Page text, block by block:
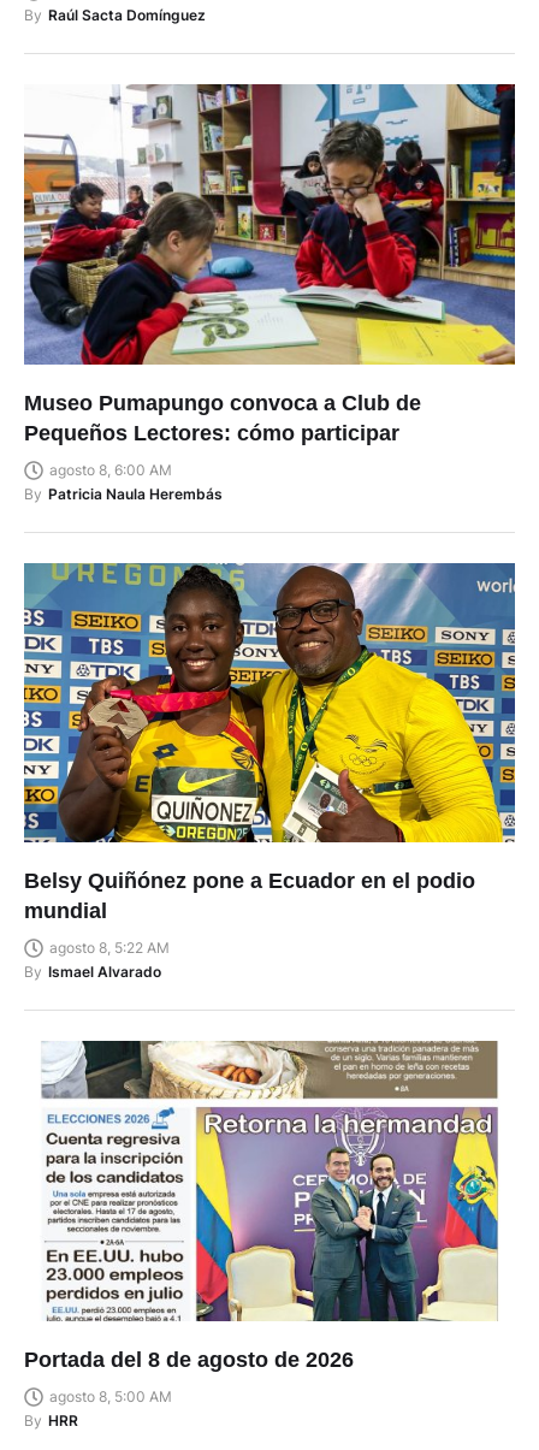
By Raúl Sacta Domínguez
Museo Pumapungo convoca a Club de
Pequeños Lectores: cómo participar
agosto 8, 6:00 AM
By Patricia Naula Herembás
Belsy Quiñónez pone a Ecuador en el podio
mundial
agosto 8, 5:22 AM
By Ismael Alvarado
Portada del 8 de agosto de 2026
agosto 8, 5:00 AM
By HRR